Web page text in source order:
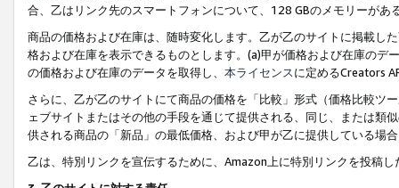
合、乙はリンク先のスマートフォンについて、128 GBのメモリーがあ
商品の価格および在庫は、随時変化します。乙が乙のサイトに掲載し
格および在庫を表示できるものとします。(a)甲が価格および在庫の
の価格および在庫のデータを取得し、 本ライセンスに定めるCreators
さらに、乙が乙のサイトにて商品の価格を「比較」形式（価格比較ツ
ェブサイトまたはその他の手段を通じて提供される、同じ、または類
供される商品の「新品」の最低価格、および甲が乙に提供している場
乙は、特別リンクを宣伝するために、Amazon上に特別リンクを投稿